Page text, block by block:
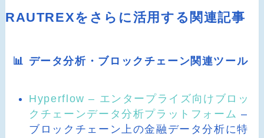
RAUTREXをさらに活用する関連記事
📊 データ分析・ブロックチェーン関連ツール
Hyperflow – エンタープライズ向けブロッ
クチェーンデータ分析プラットフォーム –
ブロックチェーン上の金融データ分析に特